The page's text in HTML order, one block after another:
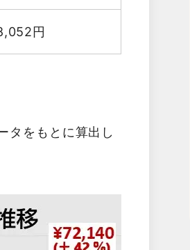
円
タをもとに算出し